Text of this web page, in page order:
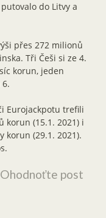
do Litvy a
přes 272 milionů
Tři Češi si ze 4.
korun, jeden
Eurojackpotu trefili
korun (15.1. 2021) i
korun (29.1. 2021).
Ohodnoťte post